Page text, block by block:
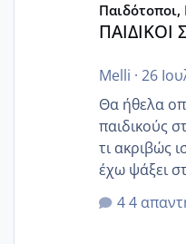
Melli · 26
Θα ήθελα
παιδικούς
τι ακριβώς
έχω ψάξει
ότι το
δίδακτρα
4